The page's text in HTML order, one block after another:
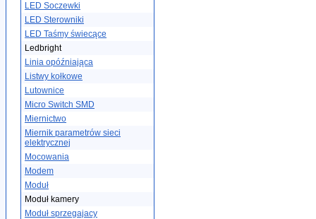
LED Soczewki
LED Sterowniki
LED Taśmy świecące
Ledbright
Linia opóźniająca
Listwy kołkowe
Lutownice
Micro Switch SMD
Miernictwo
Miernik parametrów sieci
elektrycznej
Mocowania
Modem
Moduł
Moduł kamery
Moduł sprzegajacy